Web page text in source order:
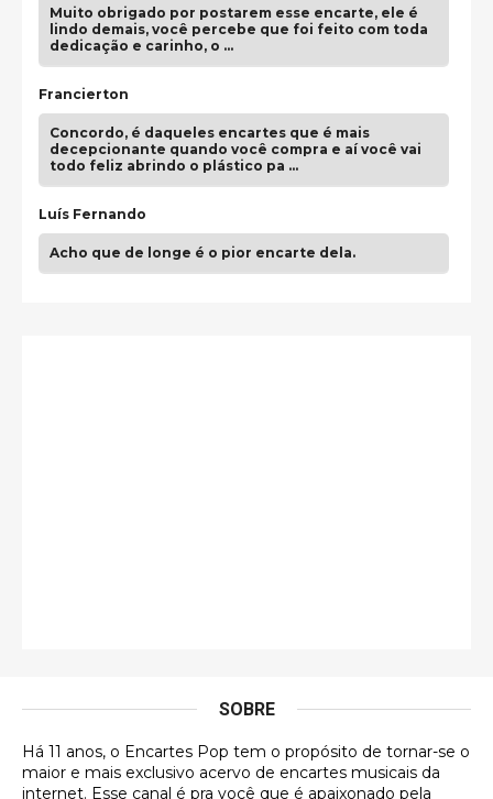
Muito obrigado por postarem esse encarte, ele é
lindo demais, você percebe que foi feito com toda
dedicação e carinho, o …
Francierton
Concordo, é daqueles encartes que é mais
decepcionante quando você compra e aí você vai
todo feliz abrindo o plástico pa …
Luís Fernando
Acho que de longe é o pior encarte dela.
DVD MIDINHO
SOBRE
Há 11 anos, o Encartes Pop tem o propósito de tornar-se o
maior e mais exclusivo acervo de encartes musicais da
internet. Esse canal é pra você que é apaixonado pela